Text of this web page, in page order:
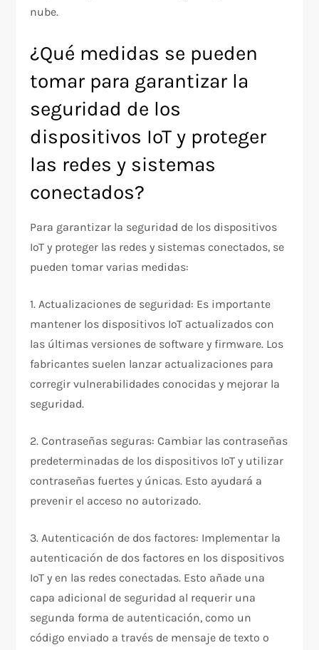
nube.
¿Qué medidas se pueden
tomar para garantizar la
seguridad de los
dispositivos IoT y proteger
las redes y sistemas
conectados?
Para garantizar la seguridad de los dispositivos
IoT y proteger las redes y sistemas conectados, se
pueden tomar varias medidas:
1. Actualizaciones de seguridad: Es importante
mantener los dispositivos IoT actualizados con
las últimas versiones de software y firmware. Los
fabricantes suelen lanzar actualizaciones para
corregir vulnerabilidades conocidas y mejorar la
seguridad.
2. Contraseñas seguras: Cambiar las contraseñas
predeterminadas de los dispositivos IoT y utilizar
contraseñas fuertes y únicas. Esto ayudará a
prevenir el acceso no autorizado.
3. Autenticación de dos factores: Implementar la
autenticación de dos factores en los dispositivos
IoT y en las redes conectadas. Esto añade una
capa adicional de seguridad al requerir una
segunda forma de autenticación, como un
código enviado a través de mensaje de texto o